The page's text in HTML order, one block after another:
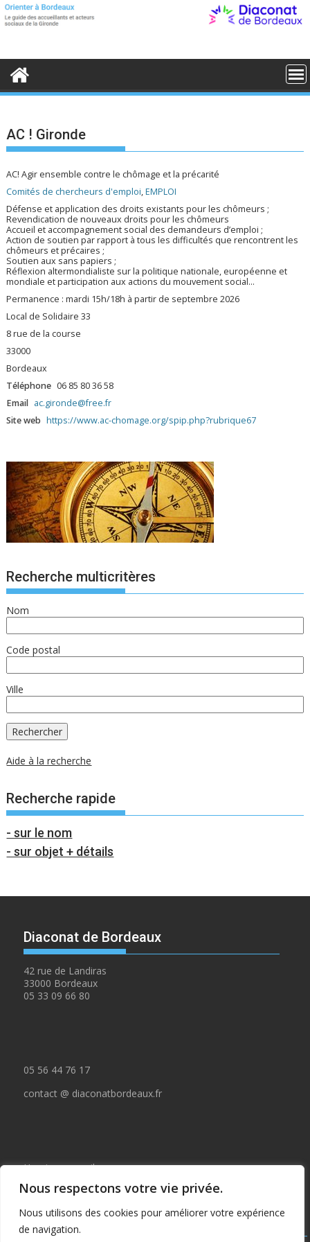
Nous respectons votre vie privée.
Nous utilisons des cookies pour améliorer votre expérience
de navigation.
S
t
o
AC ! Gironde
AC! Agir ensemble contre le chômage et la précarité
Comités de chercheurs d'emploi,EMPLOI
Défense et application des droits existants pour les chômeurs ;
Revendication de nouveaux droits pour les chômeurs
Accueil et accompagnement social des demandeurs d’emploi ;
Action de soutien par rapport à tous les difficultés que rencontrent les
chômeurs et précaires ;
Soutien aux sans papiers ;
Réflexion altermondialiste sur la politique nationale, européenne et
mondiale et participation aux actions du mouvement social...
Permanence : mardi 15h/18h à partir de septembre 2026
Local de Solidaire 33
8 rue de la course
33000
Bordeaux
Téléphone 06 85 80 36 58
Email ac.gironde@free.fr
Site web https://www.ac-chomage.org/spip.php?rubrique67
Recherche multicritères
Nom
Code postal
Ville
Aide à la recherche
Recherche rapide
- sur le nom
- sur objet + détails
Diaconat de Bordeaux
42 rue de Landiras
33000 Bordeaux
05 33 09 66 80
05 56 44 76 17
contact @ diaconatbordeaux.fr
Horaires accueil :
du lundi au jeudi de 09:00 à 12:30
et de 14:00 à 17:00